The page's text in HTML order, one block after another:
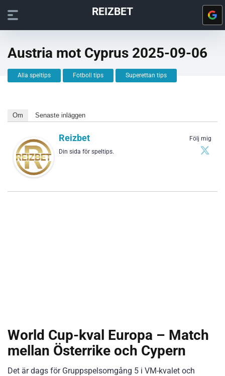
REIZBET
Austria mot Cyprus 2025-09-06
Alla speltips Fotboll tips Superettan tips
Om Senaste inläggen
Följ mig
Reizbet
Din sida för speltips.
World Cup-kval Europa – Match
mellan Österrike och Cypern
Det är dags för Gruppspelsomgång 5 i VM-kvalet och